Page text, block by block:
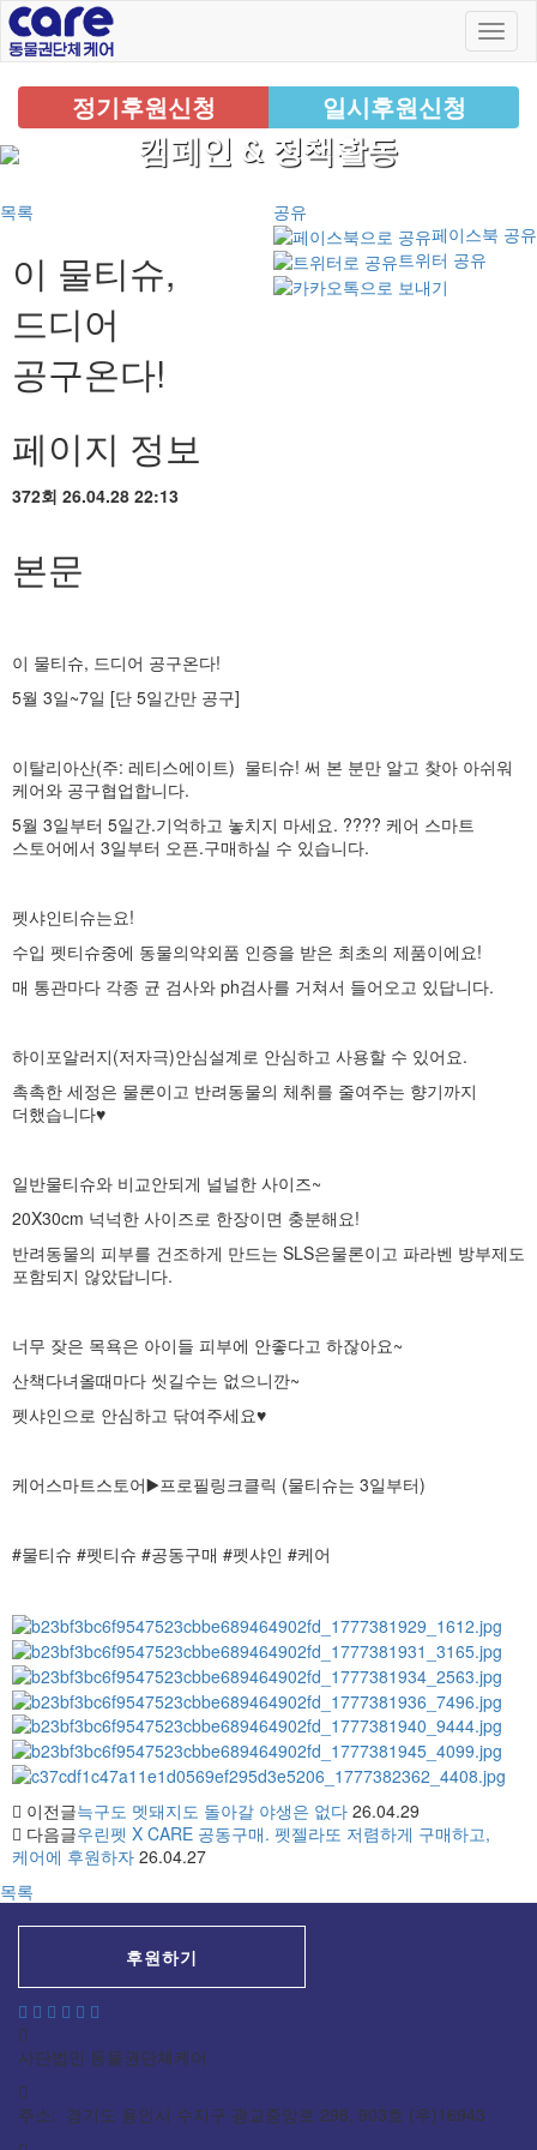
정기후원신청 일시후원신청
캠페인 & 정책활동
공유
페이스북 공유
트위터 공유
목록
이 물티슈,
드디어
공구온다!
페이지 정보
372회 26.04.28 22:13
본문
이 물티슈, 드디어 공구온다!
5월 3일~7일 [단 5일간만 공구]
이탈리아산(주: 레티스에이트) 물티슈! 써 본 분만 알고 찾아 아쉬워
케어와 공구협업합니다.
5월 3일부터 5일간.기억하고 놓치지 마세요. ???? 케어 스마트
스토어에서 3일부터 오픈.구매하실 수 있습니다.
펫샤인티슈는요!
수입 펫티슈중에 동물의약외품 인증을 받은 최초의 제품이에요!
매 통관마다 각종 균 검사와 ph검사를 거쳐서 들어오고 있답니다.
하이포알러지(저자극)안심설계로 안심하고 사용할 수 있어요.
촉촉한 세정은 물론이고 반려동물의 체취를 줄여주는 향기까지
더했습니다♥
일반물티슈와 비교안되게 널널한 사이즈~
20X30cm 넉넉한 사이즈로 한장이면 충분해요!
반려동물의 피부를 건조하게 만드는 SLS은물론이고 파라벤 방부제도
포함되지 않았답니다.
너무 잦은 목욕은 아이들 피부에 안좋다고 하잖아요~
산책다녀올때마다 씻길수는 없으니깐~
펫샤인으로 안심하고 닦여주세요♥
케어스마트스토어▶️프로필링크클릭 (물티슈는 3일부터)
#물티슈 #펫티슈 #공동구매 #펫샤인 #케어
이전글늑구도 멧돼지도 돌아갈 야생은 없다 26.04.29
다음글우린펫 X CARE 공동구매. 펫젤라또 저렴하게 구매하고,
케어에 후원하자 26.04.27
목록
후원하기
사단법인 동물권단체케어
주소: 경기도 용인시 수지구 광교중앙로 298, 903호 (우)16943